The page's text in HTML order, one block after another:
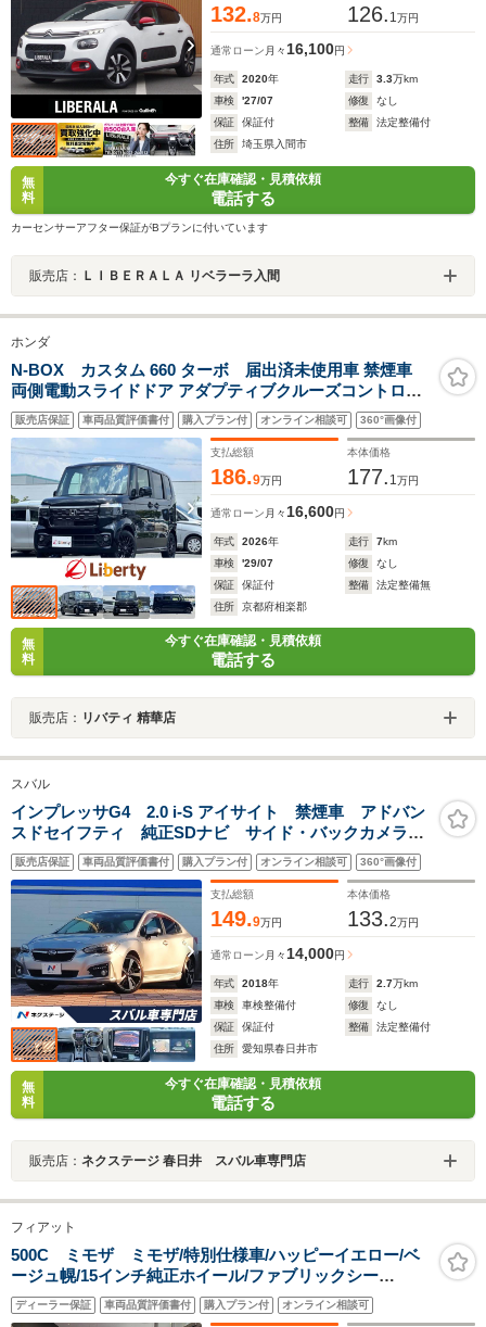
132.8万円 126. 1 万円
通常ローン 月々 16,100円
年式 2020年 走行 3.3万km
車検
'27/07 修復
なし
保証
保証付 整備
法定整備付
住所
埼玉県入間市
無
料
今すぐ在庫確認・見積依頼
電話する
カーセンサーアフター保証がBプランに付いています
販売店： ＬＩＢＥＲＡＬＡ リベラーラ入間
ホンダ
N-BOX カスタム 660 ターボ 届出済未使用車 禁煙車
両側電動スライドドア アダプティブクルーズコントロー
ル 衝突被害軽減ブレーキ LEDヘッドライト 純正アルミホ
イール 電動パーキングブレーキ オートブレーキホールド
シートヒーター
販売店保証 車両品質評価書付 購入プラン付 オンライン相談可 360°画像付
支払総額
186.9万円
本体価格
177. 1 万円
通常ローン 月々 16,600円
年式 2026年 走行 7km
車検
'29/07 修復
なし
保証
保証付 整備
法定整備無
住所
京都府相楽郡
無
料
今すぐ在庫確認・見積依頼
電話する
販売店： リバティ 精華店
スバル
インプレッサG4 2.0 i-S アイサイト 禁煙車 アドバン
スドセイフティ 純正SDナビ サイド・バックカメラ
パワーシート コーナーセンサー LEDライナー スマ
ートキー LEDヘッド ETC 純正18インチアルミ
販売店保証 車両品質評価書付 購入プラン付 オンライン相談可 360°画像付
支払総額
149.9万円
本体価格
133.2万円
通常ローン 月々14,000円
年式 2018年 走行 2.7万km
車検
車検整備付 修復
なし
保証
保証付 整備
法定整備付
住所
愛知県春日井市
無
料
今すぐ在庫確認・見積依頼
電話する
販売店： ネクステージ 春日井 スバル車専門店
フィアット
500C ミモザ ミモザ/特別仕様車/ハッピーイエロー/ベ
ージュ幌/15インチ純正ホイール/ファブリックシー
ト/ETC/純正AWあり
ディーラー保証 車両品質評価書付 購入プラン付 オンライン相談可